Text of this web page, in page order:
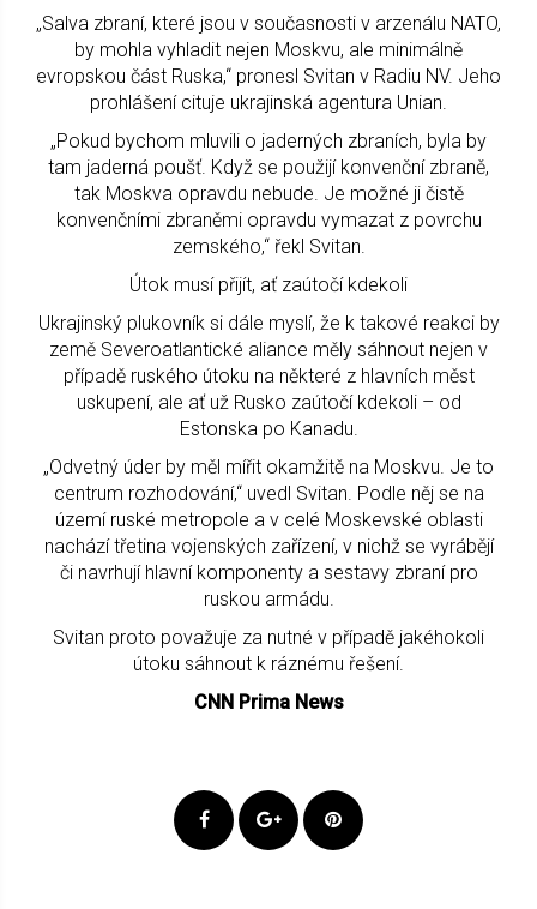
„Salva zbraní, které jsou v současnosti v arzenálu NATO,
by mohla vyhladit nejen Moskvu, ale minimálně
evropskou část Ruska,“ pronesl Svitan v Radiu NV. Jeho
prohlášení cituje ukrajinská agentura Unian.
„Pokud bychom mluvili o jaderných zbraních, byla by
tam jaderná poušť. Když se použijí konvenční zbraně,
tak Moskva opravdu nebude. Je možné ji čistě
konvenčními zbraněmi opravdu vymazat z povrchu
zemského,“ řekl Svitan.
Útok musí přijít, ať zaútočí kdekoli
Ukrajinský plukovník si dále myslí, že k takové reakci by
země Severoatlantické aliance měly sáhnout nejen v
případě ruského útoku na některé z hlavních měst
uskupení, ale ať už Rusko zaútočí kdekoli – od
Estonska po Kanadu.
„Odvetný úder by měl mířit okamžitě na Moskvu. Je to
centrum rozhodování,“ uvedl Svitan. Podle něj se na
území ruské metropole a v celé Moskevské oblasti
nachází třetina vojenských zařízení, v nichž se vyrábějí
či navrhují hlavní komponenty a sestavy zbraní pro
ruskou armádu.
Svitan proto považuje za nutné v případě jakéhokoli
útoku sáhnout k ráznému řešení.
CNN Prima News